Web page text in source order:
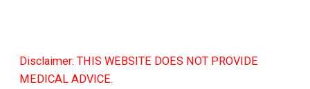
Disclaimer: THIS WEBSITE DOES NOT PROVIDE
MEDICAL ADVICE.